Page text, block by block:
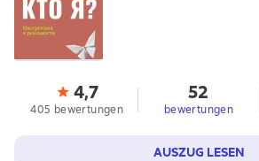
4,7
405 bewertungen
52
bewertungen
AUSZUG LESEN